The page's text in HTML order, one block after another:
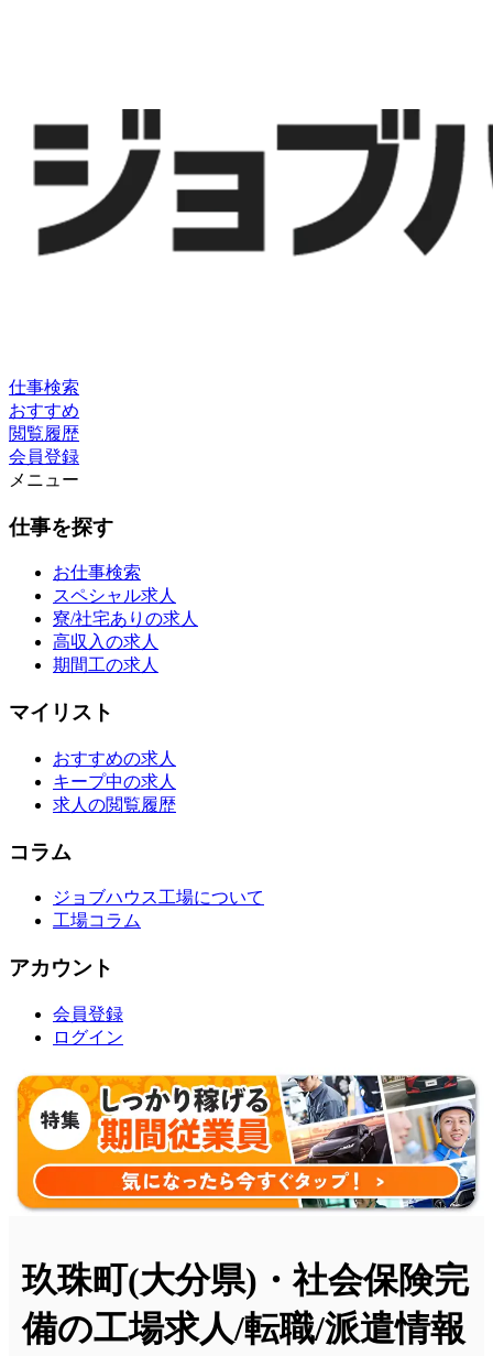
仕事検索
おすすめ
閲覧履歴
会員登録
メニュー
仕事を探す
お仕事検索
スペシャル求人
寮/社宅ありの求人
高収入の求人
期間工の求人
マイリスト
おすすめの求人
キープ中の求人
求人の閲覧履歴
コラム
ジョブハウス工場について
工場コラム
アカウント
会員登録
ログイン
玖珠町(大分県)・社会保険完
備の工場求人/転職/派遣情報